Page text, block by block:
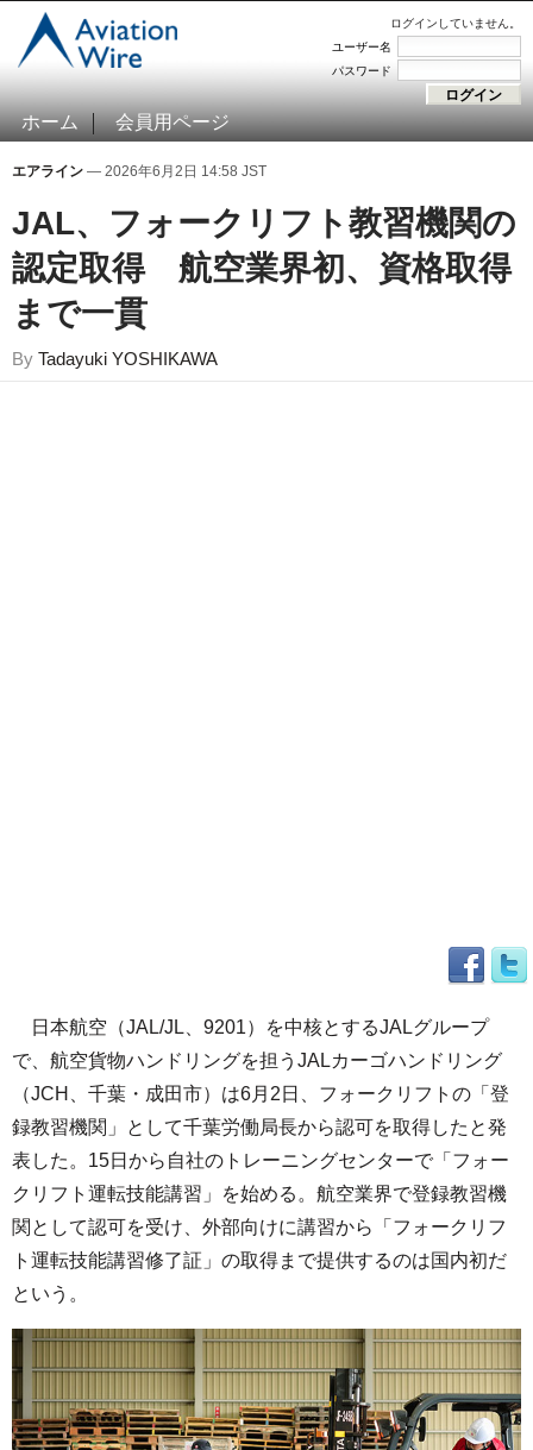
ログインしていません。
ユーザー名
パスワード
ホーム 会員用ページ
エアライン — 2026年6月2日 14:58 JST
JAL、フォークリフト教習機関の
認定取得 航空業界初、資格取得
まで一貫
By Tadayuki YOSHIKAWA
日本航空（JAL/JL、9201）を中核とするJALグループ
で、航空貨物ハンドリングを担うJALカーゴハンドリング
（JCH、千葉・成田市）は6月2日、フォークリフトの「登
録教習機関」として千葉労働局長から認可を取得したと発
表した。15日から自社のトレーニングセンターで「フォー
クリフト運転技能講習」を始める。航空業界で登録教習機
関として認可を受け、外部向けに講習から「フォークリフ
ト運転技能講習修了証」の取得まで提供するのは国内初だ
という。